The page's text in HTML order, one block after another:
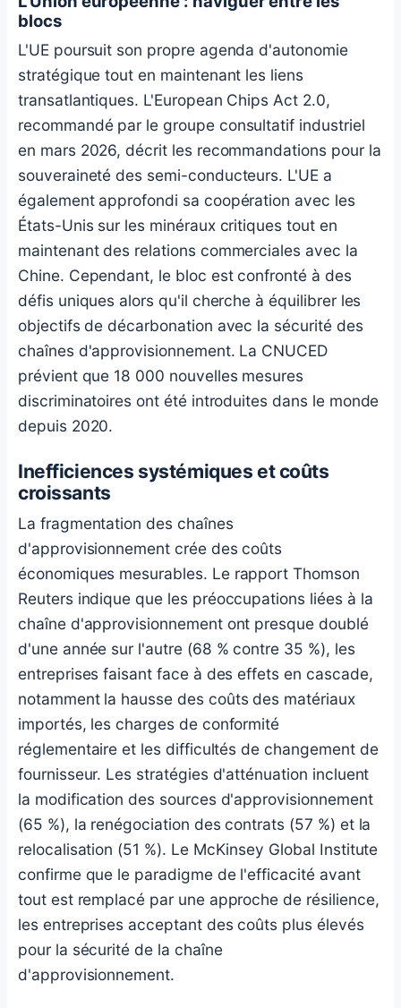
blocs
L'UE poursuit son propre agenda d'autonomie
stratégique tout en maintenant les liens
transatlantiques. L'European Chips Act 2.0,
recommandé par le groupe consultatif industriel
en mars 2026, décrit les recommandations pour la
souveraineté des semi-conducteurs. L'UE a
également approfondi sa coopération avec les
États-Unis sur les minéraux critiques tout en
maintenant des relations commerciales avec la
Chine. Cependant, le bloc est confronté à des
défis uniques alors qu'il cherche à équilibrer les
objectifs de décarbonation avec la sécurité des
chaînes d'approvisionnement. La CNUCED
prévient que 18 000 nouvelles mesures
discriminatoires ont été introduites dans le monde
depuis 2020.
Inefficiences systémiques et coûts
croissants
La fragmentation des chaînes
d'approvisionnement crée des coûts
économiques mesurables. Le rapport Thomson
Reuters indique que les préoccupations liées à la
chaîne d'approvisionnement ont presque doublé
d'une année sur l'autre (68 % contre 35 %), les
entreprises faisant face à des effets en cascade,
notamment la hausse des coûts des matériaux
importés, les charges de conformité
réglementaire et les difficultés de changement de
fournisseur. Les stratégies d'atténuation incluent
la modification des sources d'approvisionnement
(65 %), la renégociation des contrats (57 %) et la
relocalisation (51 %). Le McKinsey Global Institute
confirme que le paradigme de l'efficacité avant
tout est remplacé par une approche de résilience,
les entreprises acceptant des coûts plus élevés
pour la sécurité de la chaîne
d'approvisionnement.